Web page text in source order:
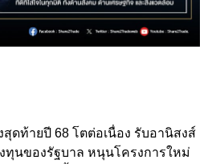
ดท้ายปี 68 โตต่อเนื่อง รับอานิสงส์
ทุนของรัฐบาล หนุนโครงการใหม่